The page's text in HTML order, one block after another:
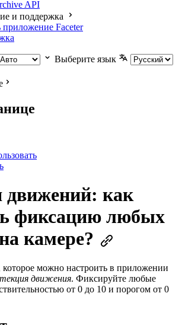
API
и поддержка
приложение Faceter
Выберите язык
движений: как
фиксацию любых
камере?
можно настроить в приложении
движения. Фиксируйте любые
от 0 до 10 и порогом от 0